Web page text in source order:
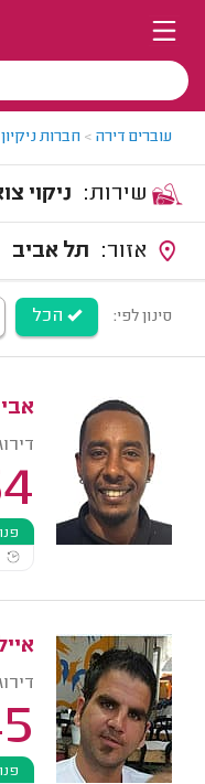
עוברים דירה > חברות
ניקוי
תל אביב
סינון לפי: הכל
אבי